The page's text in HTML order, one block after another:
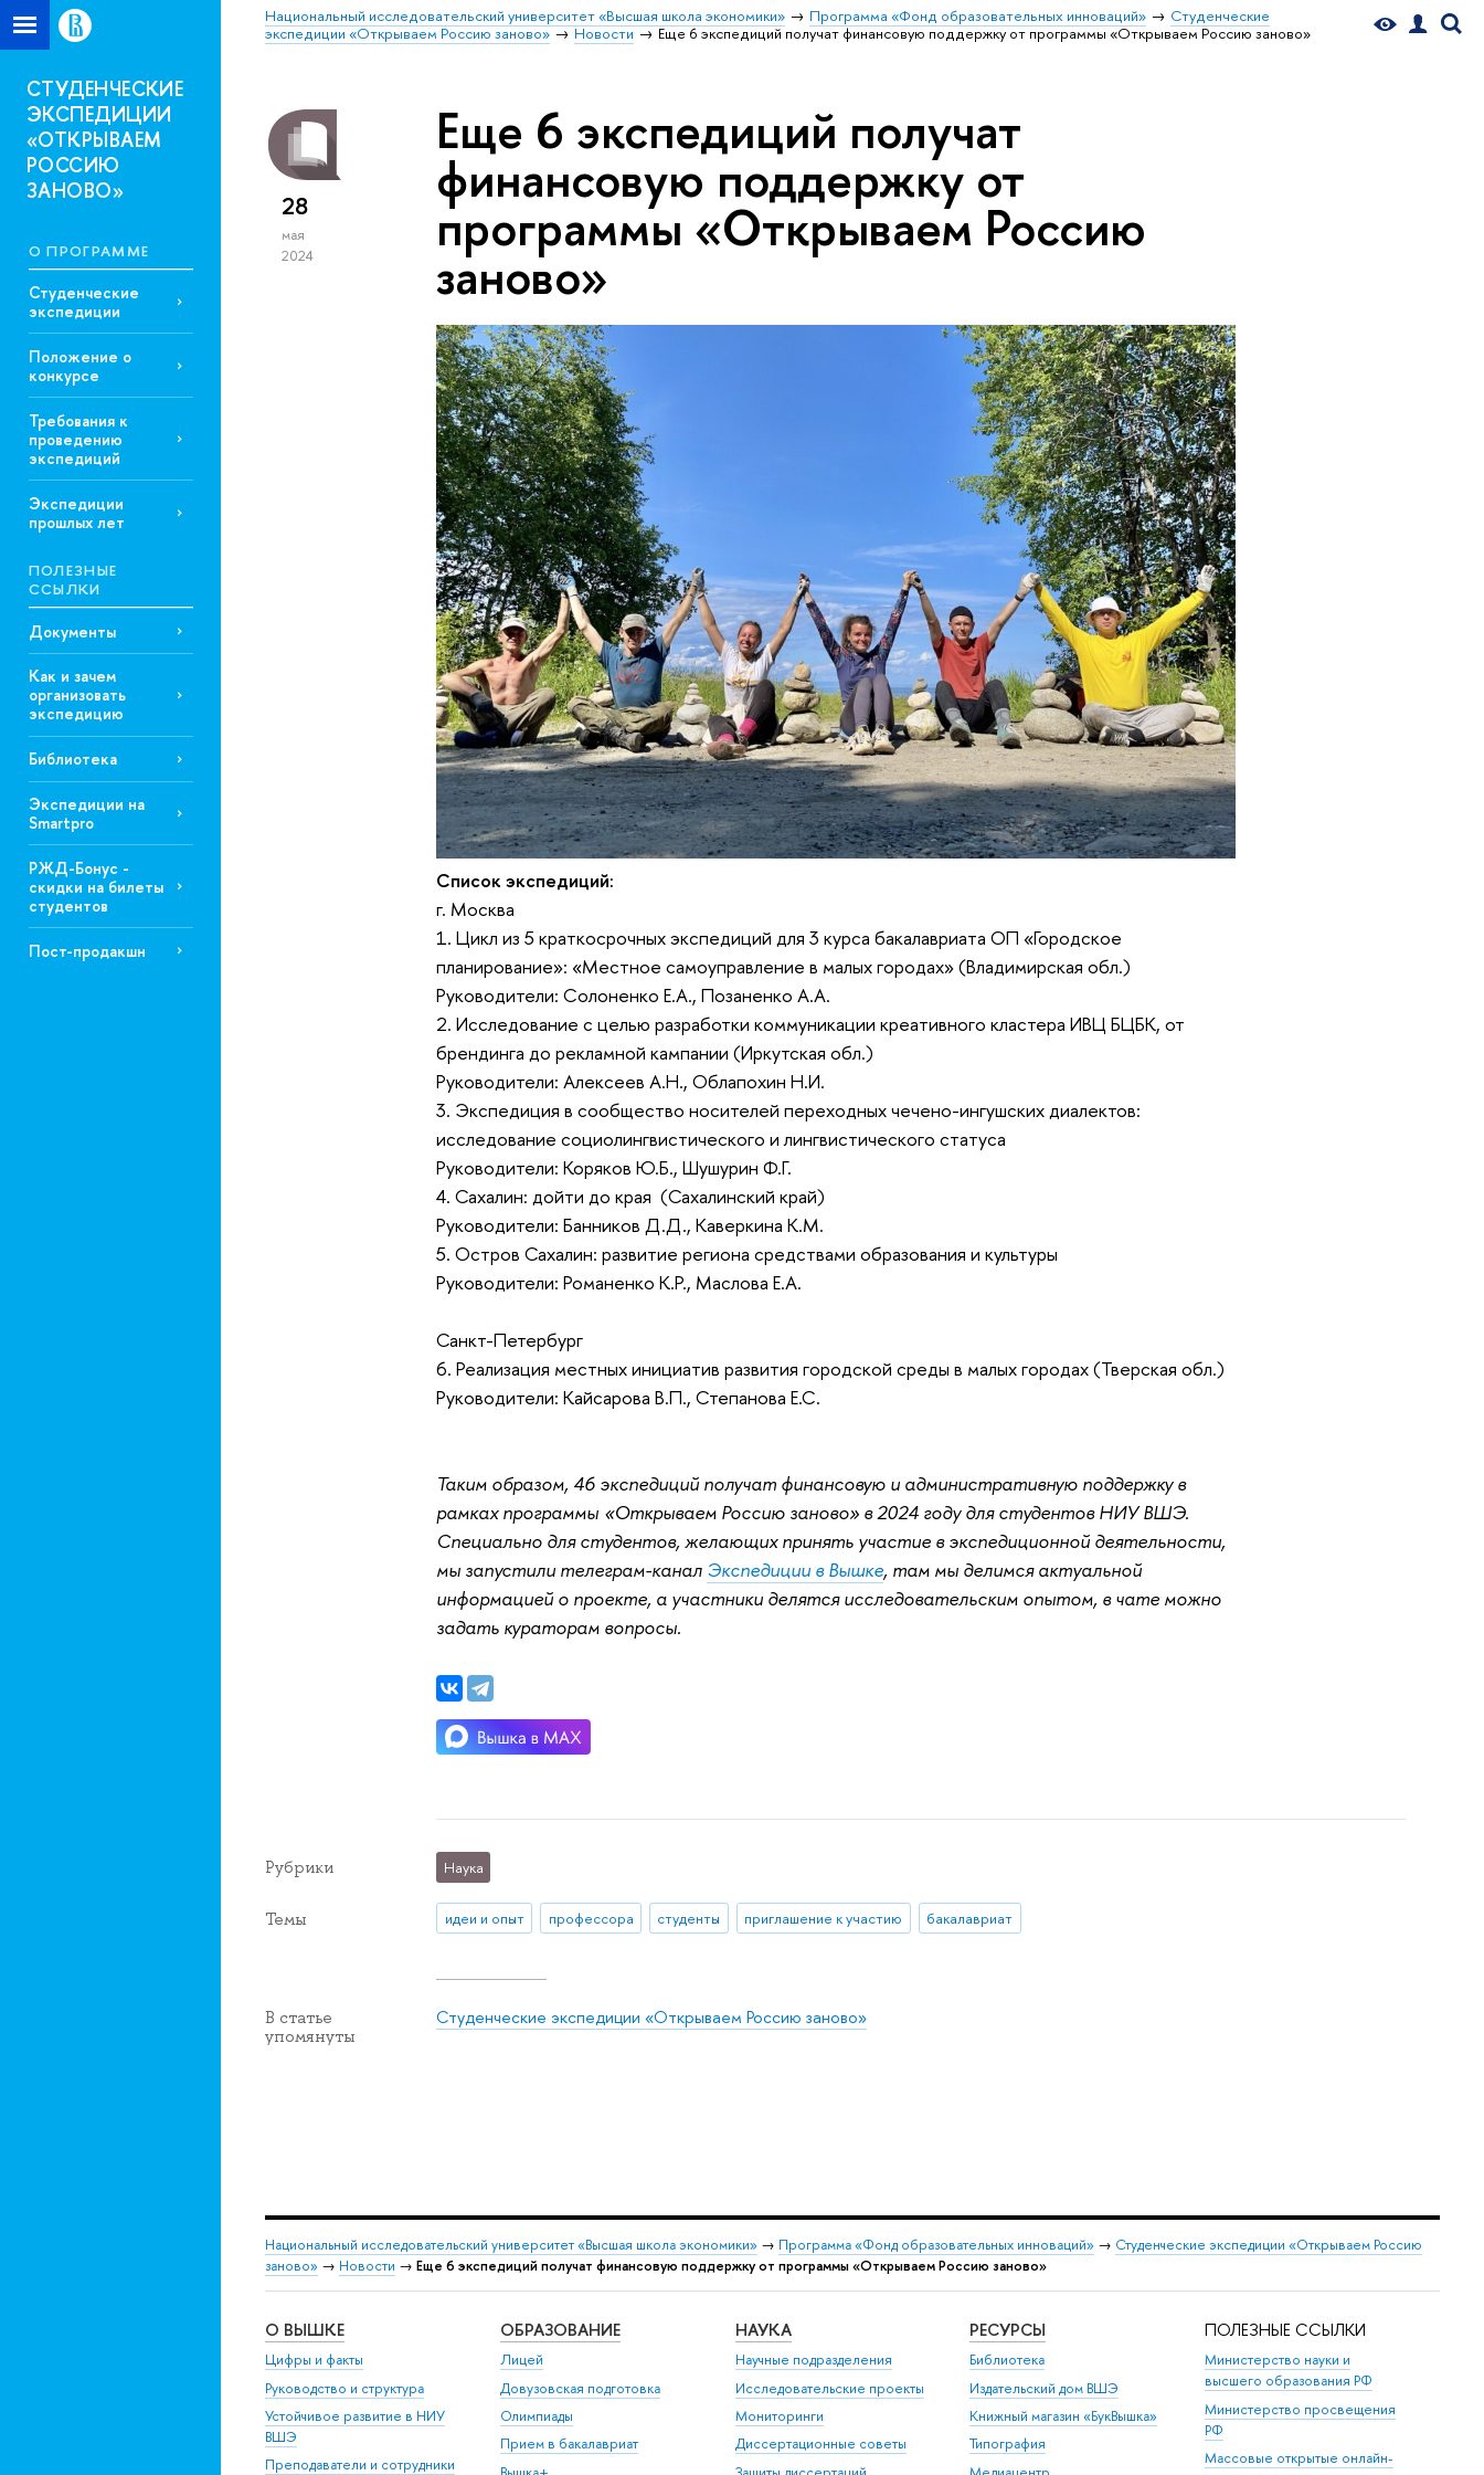
Национальный исследовательский университет «Высшая школа экономики» Программа «Фонд образовательных инноваций»
Студенческие
экспедиции «Открываем Россию заново»
Новости Еще 6 экспедиций получат финансовую поддержку от программы «Открываем Россию заново»
СТУДЕНЧЕСКИЕ
ЭКСПЕДИЦИИ
«ОТКРЫВАЕМ
РОССИЮ
ЗАНОВО»
О ПРОГРАММЕ
Студенческие
экспедиции
Положение о
конкурсе
Требования к
проведению
экспедиций
Экспедиции
прошлых лет
ПОЛЕЗНЫЕ
ССЫЛКИ
Документы
Как и зачем
организовать
экспедицию
Библиотека
Экспедиции на
Smartpro
РЖД-Бонус -
скидки на билеты
студентов
Пост-продакшн
28
мая
2024
Еще 6 экспедиций получат
финансовую поддержку от
программы «Открываем Россию
заново»
Список экспедиций:
г. Москва
1. Цикл из 5 краткосрочных экспедиций для 3 курса бакалавриата ОП «Городское
планирование»: «Местное самоуправление в малых городах» (Владимирская обл.)
Руководители: Солоненко Е.А., Позаненко А.А.
2. Исследование с целью разработки коммуникации креативного кластера ИВЦ БЦБК, от
брендинга до рекламной кампании (Иркутская обл.)
Руководители: Алексеев А.Н., Облапохин Н.И.
3. Экспедиция в сообщество носителей переходных чечено-ингушских диалектов:
исследование социолингвистического и лингвистического статуса
Руководители: Коряков Ю.Б., Шушурин Ф.Г.
4. Сахалин: дойти до края (Сахалинский край)
Руководители: Банников Д.Д., Каверкина К.М.
5. Остров Сахалин: развитие региона средствами образования и культуры
Руководители: Романенко К.Р., Маслова Е.А.
Санкт-Петербург
6. Реализация местных инициатив развития городской среды в малых городах (Тверская обл.)
Руководители: Кайсарова В.П., Степанова Е.С.
Таким образом, 46 экспедиций получат финансовую и административную поддержку в
рамках программы «Открываем Россию заново» в 2024 году для студентов НИУ ВШЭ.
Специально для студентов, желающих принять участие в экспедиционной деятельности,
мы запустили телеграм-канал Экспедиции в Вышке, там мы делимся актуальной
информацией о проекте, а участники делятся исследовательским опытом, в чате можно
задать кураторам вопросы.
Рубрики Наука
Темы идеи и опыт профессора студенты приглашение к участию бакалавриат
В статье
упомянуты
Студенческие экспедиции «Открываем Россию заново»
Национальный исследовательский университет «Высшая школа экономики» → Программа «Фонд образовательных инноваций» → Студенческие экспедиции «Открываем Россию
заново» → Новости → Еще 6 экспедиций получат финансовую поддержку от программы «Открываем Россию заново»
О ВЫШКЕ
Цифры и факты
Руководство и структура
Устойчивое развитие в НИУ
ВШЭ
Преподаватели и сотрудники
ОБРАЗОВАНИЕ
Лицей
Довузовская подготовка
Олимпиады
Прием в бакалавриат
НАУКА
Научные подразделения
Исследовательские проекты
Мониторинги
Диссертационные советы
РЕСУРСЫ
Библиотека
Издательский дом ВШЭ
Книжный магазин «БукВышка»
Типография
ПОЛЕЗНЫЕ ССЫЛКИ
Министерство науки и
высшего образования РФ
Министерство просвещения
РФ
Массовые открытые онлайн-